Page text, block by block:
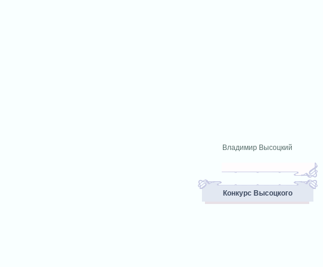
Владимир Высоцкий
Конкурс Высоцкого